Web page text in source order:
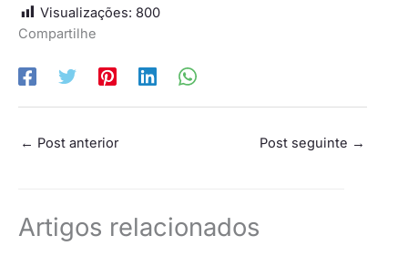
Visualizações: 800
Compartilhe
← Post anterior Post seguinte →
Artigos relacionados